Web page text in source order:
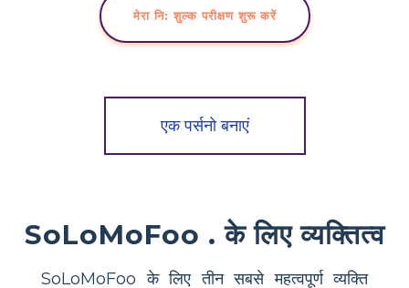
मेरा नि: शुल्क परीक्षण शुरू करें
एक पर्सनो बनाएं
SoLoMoFoo . के लिए व्यक्तित्व
SoLoMoFoo के लिए तीन सबसे महत्वपूर्ण व्यक्ति